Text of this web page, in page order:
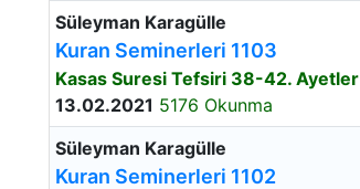
Süleyman Karagülle
Kuran Seminerleri 1103
Kasas Suresi Tefsiri 38-42. Ayetler
13.02.2021 5176 Okunma
Süleyman Karagülle
Kuran Seminerleri 1102